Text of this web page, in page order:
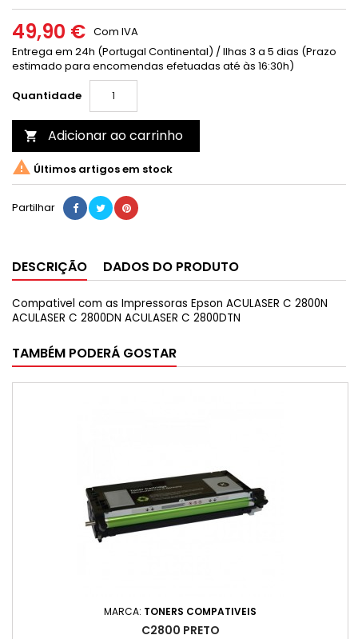
49,90 € Com IVA
Entrega em 24h (Portugal Continental) / Ilhas 3 a 5 dias (Prazo
estimado para encomendas efetuadas até às 16:30h)
Quantidade
 Adicionar ao carrinho
 Últimos artigos em stock
Partilhar
DESCRIÇÃO DADOS DO PRODUTO
Compativel com as Impressoras Epson ACULASER C 2800N
ACULASER C 2800DN ACULASER C 2800DTN
TAMBÉM PODERÁ GOSTAR
MARCA: TONERS COMPATIVEIS
C2800 PRETO